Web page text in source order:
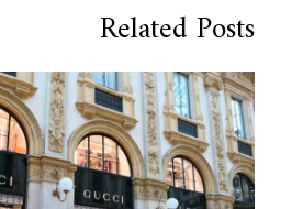
Related Posts